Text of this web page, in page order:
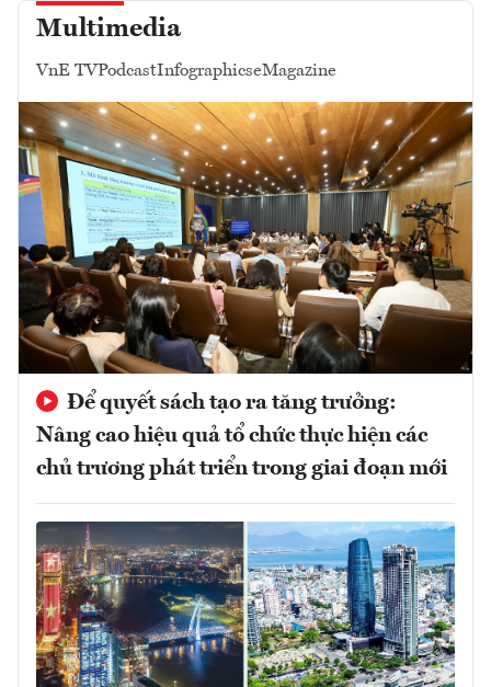
Multimedia
VnE TVPodcastInfographicseMagazine
Để quyết sách tạo ra tăng trưởng:
Nâng cao hiệu quả tổ chức thực hiện các
chủ trương phát triển trong giai đoạn mới